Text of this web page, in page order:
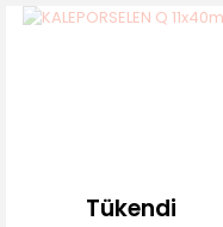
Tükendi